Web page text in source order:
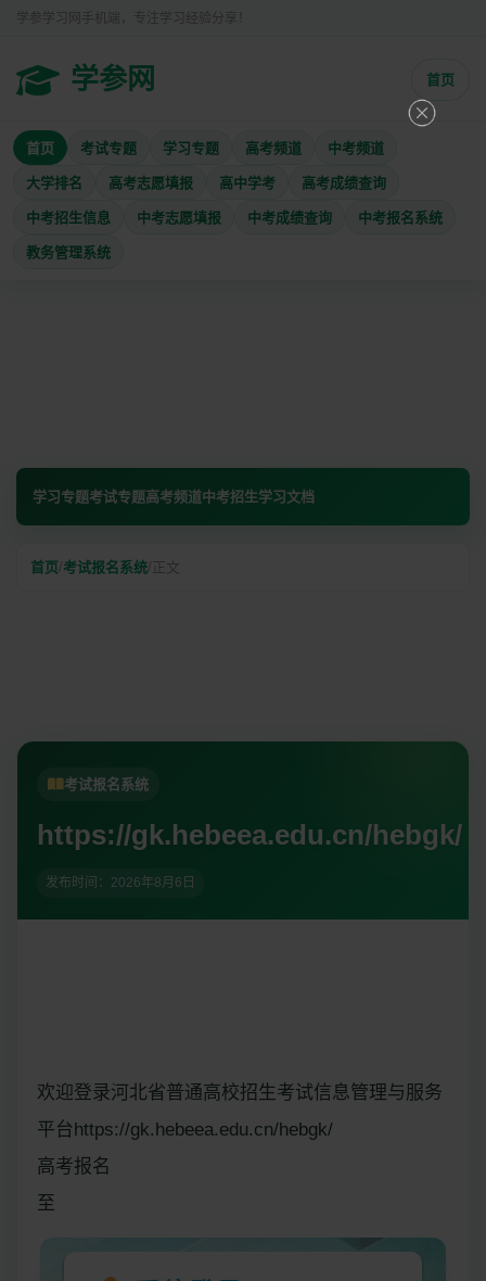
学参网 首页
首页 考试专题 学习专题 高考频道 中考频道
大学排名 高考志愿填报 高中学考 高考成绩查询
中考招生信息 中考志愿填报 中考成绩查询 中考报名系统
教务管理系统
学习专题考试专题高考频道中考招生学习文档
首页/考试报名系统/ 正文
考试报名系统
https://gk.hebeea.edu.cn/hebgk/
发布时间： 2026年8月6日
欢迎登录河北省普通高校招生考试信息管理与服务
平台https://gk.hebeea.edu.cn/hebgk/
高考报名
至